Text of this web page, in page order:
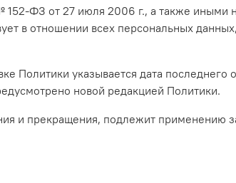
152-ФЗ от 27 июля 2006 г., а также иными
в отношении всех персональных
Политики указывается дата последнего
новой редакцией Политики.
и прекращения, подлежит применению